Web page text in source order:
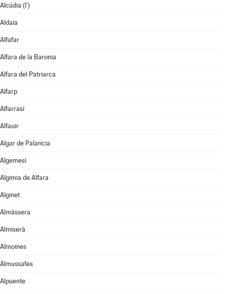
Alcúdia (l')
Aldaia
Alfafar
Alfara de la Baronia
Alfara del Patriarca
Alfarp
Alfarrasí
Alfauir
Algar de Palancia
Algemesí
Algimia de Alfara
Alginet
Almàssera
Almiserà
Almoines
Almussafes
Alpuente